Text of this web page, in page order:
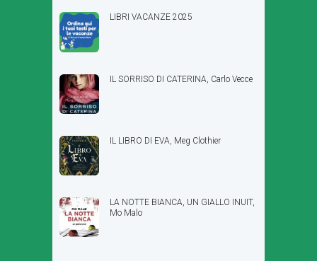
LIBRI VACANZE 2025
IL SORRISO DI CATERINA, Carlo Vecce
IL LIBRO DI EVA, Meg Clothier
LA NOTTE BIANCA, UN GIALLO INUIT,
Mo Malo